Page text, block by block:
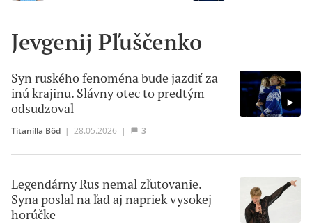
Jevgenij Pľuščenko
Syn ruského fenoména bude jazdiť za
inú krajinu. Slávny otec to predtým
odsudzoval
Titanilla Bőd | 28.05.2026 | 3
Legendárny Rus nemal zľutovanie.
Syna poslal na ľad aj napriek vysokej
horúčke